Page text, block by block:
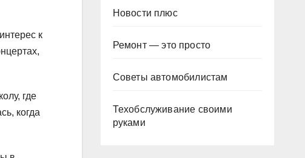
к
где
когда
Новости плюс
Ремонт — это просто
Советы автомобилистам
Техобслуживание своими
руками